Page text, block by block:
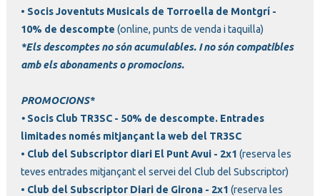
• Socis Joventuts Musicals de Torroella de Montgrí -
10% de descompte (online, punts de venda i taquilla)
*Els descomptes no són acumulables. I no són compatibles
amb els abonaments o promocions.
PROMOCIONS*
• Socis Club TR3SC - 50% de descompte. Entrades
limitades només mitjançant la web del TR3SC
• Club del Subscriptor diari El Punt Avui - 2x1 (reserva les
teves entrades mitjançant el servei del Club del Subscriptor)
• Club del Subscriptor Diari de Girona - 2x1 (reserva les